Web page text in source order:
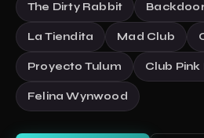
The Dirty Rabbit
La Tiendita Mad Club
Proyecto Tulum Club Pink
Felina Wynwood